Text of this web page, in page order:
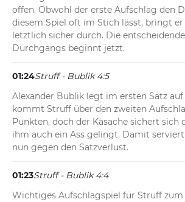
offen. Obwohl der erste Aufschlag den
diesem Spiel oft im Stich lässt, bringt er
letztlich sicher durch. Die
Durchgangs beginnt jetzt.
01:24Struff - Bublik 4:5
Alexander Bublik legt im ersten Satz auf
kommt Struff über den zweiten
Punkten, doch der Kasache sichert sich
ihm auch ein Ass gelingt. Damit
nun gegen den Satzverlust.
01:23Struff - Bublik 4:4
Wichtiges Aufschlagspiel für Struff zum